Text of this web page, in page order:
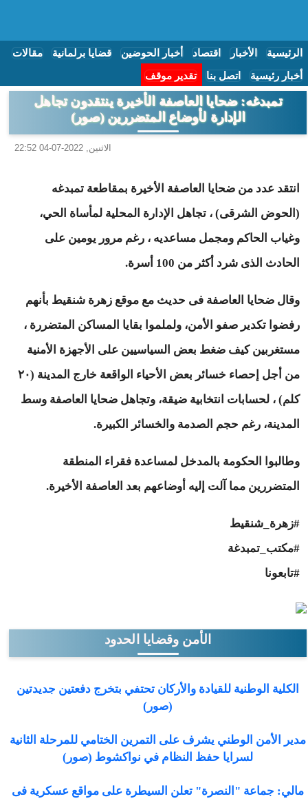
الرئيسية الأخبار اقتصاد أخبار الحوضين قضايا برلمانية مقالات
أخبار رئيسية اتصل بنا تقدير موقف
تمبدغه: ضحايا العاصفة الأخيرة ينتقدون تجاهل
الإدارة لأوضاع المتضررين (صور)
الاثنين, 2022-07-04 22:52
انتقد عدد من ضحايا العاصفة الأخيرة بمقاطعة تمبدغه
(الحوض الشرقى) ، تجاهل الإدارة المحلية لمأساة الحي،
وغياب الحاكم ومجمل مساعديه ، رغم مرور يومين على
الحادث الذى شرد أكثر من 100 أسرة.
وقال ضحايا العاصفة فى حديث مع موقع زهرة شنقيط بأنهم
رفضوا تكدير صفو الأمن، ولملموا بقايا المساكن المتضررة ،
مستغربين كيف ضغط بعض السياسيين على الأجهزة الأمنية
من أجل إحصاء خسائر بعض الأحياء الواقعة خارج المدينة (٢٠
كلم) ، لحسابات انتخابية ضيقة، وتجاهل ضحايا العاصفة وسط
المدينة، رغم حجم الصدمة والخسائر الكبيرة.
وطالبوا الحكومة بالمدخل لمساعدة فقراء المنطقة
المتضررين مما آلت إليه أوضاعهم بعد العاصفة الأخيرة.
#زهرة_شنقيط
#مكتب_تمبدغة
#تابعونا
الأمن وقضايا الحدود
الكلية الوطنية للقيادة والأركان تحتفي بتخرج دفعتين جديدتين
(صور)
مدير الأمن الوطني يشرف على التمرين الختامي للمرحلة الثانية
لسرايا حفظ النظام في نواكشوط (صور)
مالي: جماعة "النصرة" تعلن السيطرة على مواقع عسكرية فى